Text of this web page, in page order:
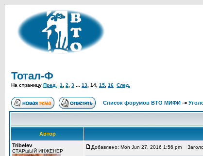
Тотал-Ф
На страницу Пред. 1 2 3 13 14 15 16 След.
Список форумов ВТО МИФИ ->
Автор
Tribelev
СТАРшЫЙ ИНЖЕНЕР
Добавлено: Mon Jun 27, 2016 1:56 pm